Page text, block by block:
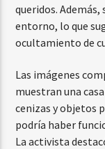
queridos.
entorno, lo que
ocultamiento de
Las imágenes
muestran una
cenizas y objetos
podría haber
La activista